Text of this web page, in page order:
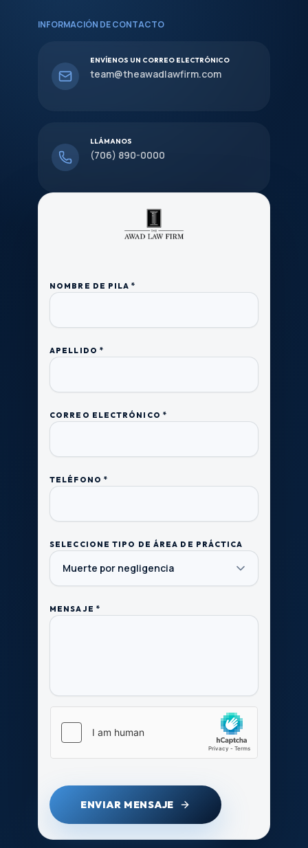
INFORMACIÓN DE CONTACTO
ENVÍENOS UN CORREO ELECTRÓNICO
team@theawadlawfirm.com
LLÁMANOS
(706) 890-0000
NOMBRE DE PILA *
APELLIDO *
CORREO ELECTRÓNICO *
TELÉFONO *
SELECCIONE TIPO DE ÁREA DE PRÁCTICA
MENSAJE *
ENVIAR MENSAJE